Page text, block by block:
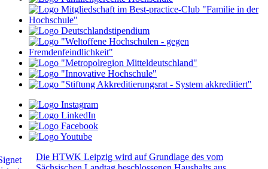
Die HTWK Leipzig wird auf Grundlage des vom